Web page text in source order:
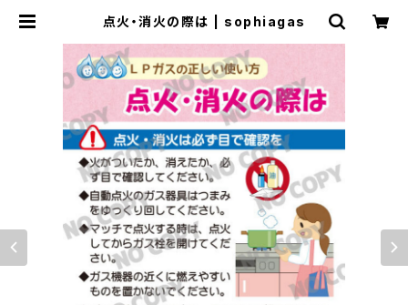
点火・消火の際は | sophiagas